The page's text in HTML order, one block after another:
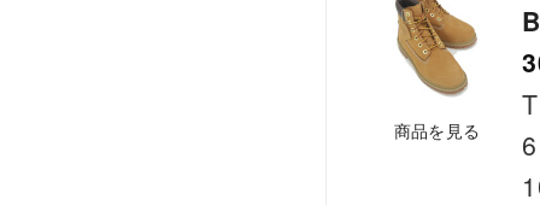
商品を見る